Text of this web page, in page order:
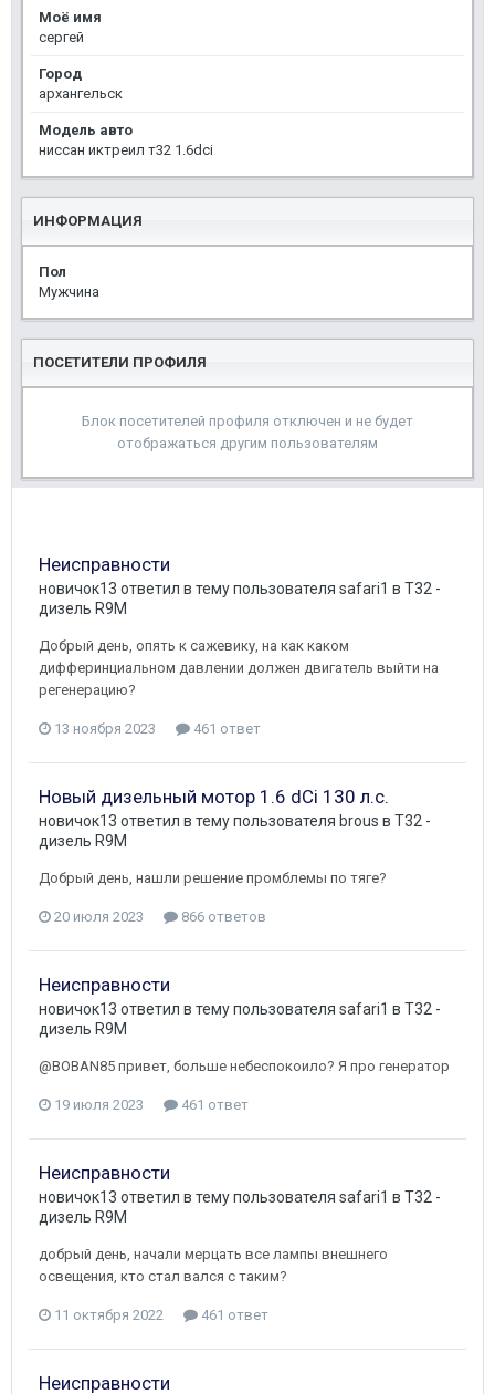
Моё имя
сергей
Город
архангельск
Модель авто
ниссан иктреил т32 1.6dci
ИНФОРМАЦИЯ
Пол
Мужчина
ПОСЕТИТЕЛИ ПРОФИЛЯ
Блок посетителей профиля отключен и не будет
отображаться другим пользователям
Неисправности
новичок13 ответил в тему пользователя safari1 в T32 -
дизель R9M
Добрый день, опять к сажевику, на как каком
дифферинциальном давлении должен двигатель выйти на
регенерацию?
13 ноября 2023 461 ответ
Новый дизельный мотор 1.6 dCi 130 л.с.
новичок13 ответил в тему пользователя brous в T32 -
дизель R9M
Добрый день, нашли решение промблемы по тяге?
20 июля 2023 866 ответов
Неисправности
новичок13 ответил в тему пользователя safari1 в T32 -
дизель R9M
@BOBAN85 привет, больше небеспокоило? Я про генератор
19 июля 2023 461 ответ
Неисправности
новичок13 ответил в тему пользователя safari1 в T32 -
дизель R9M
добрый день, начали мерцать все лампы внешнего
освещения, кто стал вался с таким?
11 октября 2022 461 ответ
Неисправности